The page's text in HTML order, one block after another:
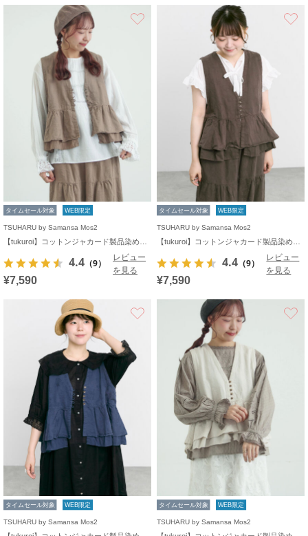
タイムセール対象 WEB限定
TSUHARU by Samansa Mos2
4.4 （9）
レビュー
を見る
¥7,590
タイムセール対象 WEB限定
TSUHARU by Samansa Mos2
4.4 （9）
レビュー
を見る
¥7,590
タイムセール対象 WEB限定
TSUHARU by Samansa Mos2
タイムセール対象 WEB限定
TSUHARU by Samansa Mos2